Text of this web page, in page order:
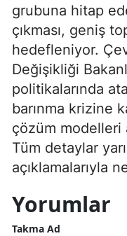
grubuna hitap
çıkması, geniş
hedefleniyor.
Değişikliği
politikalarında
barınma krizine
çözüm modelleri
Tüm detaylar
açıklamalarıyla
Yorumlar
Takma Ad